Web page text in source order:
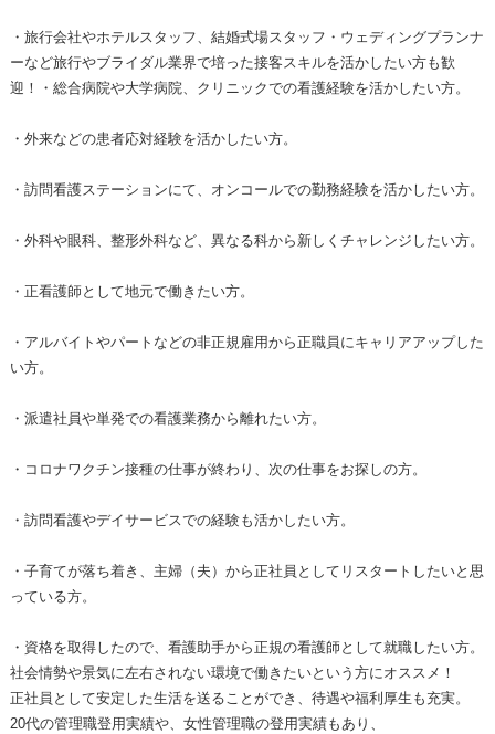
・旅行会社やホテルスタッフ、結婚式場スタッフ・ウェディングプランナ
ーなど旅行やブライダル業界で培った接客スキルを活かしたい方も歓
迎！・総合病院や大学病院、クリニックでの看護経験を活かしたい方。
・外来などの患者応対経験を活かしたい方。
・訪問看護ステーションにて、オンコールでの勤務経験を活かしたい方。
・外科や眼科、整形外科など、異なる科から新しくチャレンジしたい方。
・正看護師として地元で働きたい方。
・アルバイトやパートなどの非正規雇用から正職員にキャリアアップした
い方。
・派遣社員や単発での看護業務から離れたい方。
・コロナワクチン接種の仕事が終わり、次の仕事をお探しの方。
・訪問看護やデイサービスでの経験も活かしたい方。
・子育てが落ち着き、主婦（夫）から正社員としてリスタートしたいと思
っている方。
・資格を取得したので、看護助手から正規の看護師として就職したい方。
社会情勢や景気に左右されない環境で働きたいという方にオススメ！
正社員として安定した生活を送ることができ、待遇や福利厚生も充実。
20代の管理職登用実績や、女性管理職の登用実績もあり、